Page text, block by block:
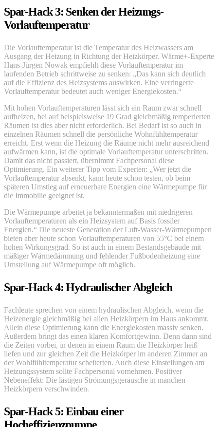
Spar-Hack 3: Senken der Heizungs-
Vorlauftemperatur
Die Vorlauftemperatur ist die Temperatur des Heizwassers am
Ausgang der Heizung in Richtung der Heizkörper. Wärme+-Experte
Hans-Jürgen Nowak empfiehlt diese Vorlauftemperatur im
laufenden Betrieb schrittweise zu senken: „Das kann sich deutlich
auf die Effizienz des Heizsystems auswirken. Eine verringerte
Vorlauftemperatur bedeutet auch weniger Energiekosten.“
Mit hohen Vorlauftemperaturen lässt sich ein Raum zwar schnell
aufheizen, bei auf beispielsweise 19 Grad gleichmäßig temperierten
Räumen ist dies aber nicht erforderlich. Bei Bedarf ist so auch in
einzelnen Räumen schnell die persönliche Wohnfühltemperatur
erreicht. Erst wenn die Heizung die Räume nicht mehr ausreichend
aufwärmen kann, ist die optimale Vorlauftemperatur unterschritten.
Damit das nicht passiert, übernimmt Fachpersonal diese
Optimierung. Ein weiterer Tipp vom Experten: „Wer jetzt die
Vorlauftemperatur absenkt, kann heute schon testen, ob beim
späteren Umstieg auf erneuerbare Energien eine Wärmepumpe für
die Immobilie geeignet ist.
Die Wärmepumpe arbeitet ja bekanntermaßen mit niedrigeren
Vorlauftemperaturen als ein Heizsystem auf Basis fossiler
Energien.“ Die neueste Generation der Luft-Wasser-Wärmepumpen
bieten aber heute schon Vorlauftemperaturen von 55°C bei einem
hohen Wirkungsgrad. So ist auch in einem Bestandsgebäude mit
mäßiger Wärmedämmung und fehlender Fußbodenheizung eine
Umstellung auf Wärmepumpe oft möglich.
Spar-Hack 4: Hydraulischer Abgleich
Fachleute sprechen von einem hydraulischen Abgleich, wenn die
Heizenergie gleichmäßig bei allen Heizkörpern im Haus ankommt.
Allein diese Optimierung kann die Energiekosten massiv senken.
Außerdem bringt das einen klaren Komfortgewinn. Denn dann sind
die Zeiten vorbei, in denen in einem Raum die Heizkörper heiß
liefen und zur gleichen Zeit die Heizkörper im anderen Zimmer an
der Wohlfühltemperatur scheiterten. Auch diese Einstellungen am
Heizungssystem sollte Fachpersonal vornehmen. Positiver
Nebeneffekt: Die lästigen Strömungsgeräusche in manchen
Heizkörpern verschwinden.
Spar-Hack 5: Einbau einer
Hocheffizienzpumpe